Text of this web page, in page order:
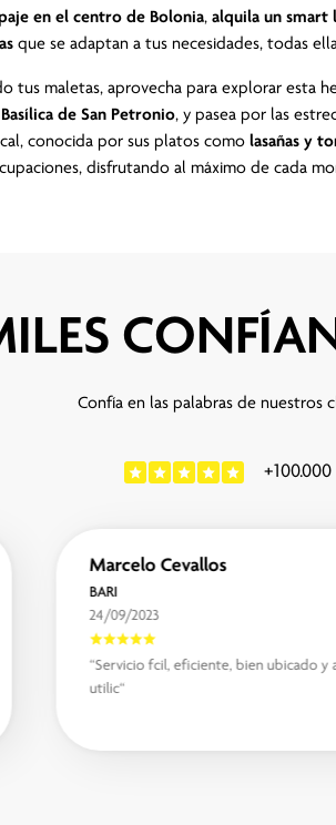
en el centro de Bolonia, alquila un smart
que se adaptan a tus necesidades, todas
tus maletas, aprovecha para explorar esta
Basílica de San Petronio, y pasea por las
conocida por sus platos como lasañas y
disfrutando al máximo de cada
Confía en las palabras de nuestros
Marcelo Cevallos
BARI
24/09/2023
“Servicio fcil, eficiente, bien ubicado y
utilic“